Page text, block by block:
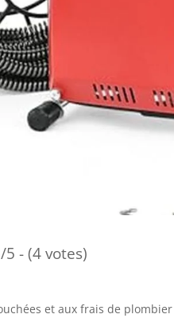
5 - (4 votes)
et aux frais de